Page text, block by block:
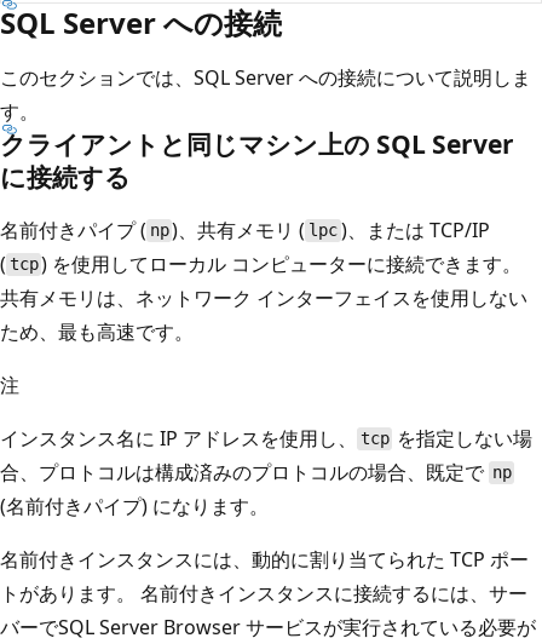
SQL Server への接続
このセクションでは、SQL Server への接続について説明しま
す。
クライアントと同じマシン上の SQL Server
に接続する
名前付きパイプ ( np)、共有メモリ ( lpc)、または TCP/IP
( tcp) を使用してローカル コンピューターに接続できます。
共有メモリは、ネットワーク インターフェイスを使用しない
ため、最も高速です。
注
インスタンス名に IP アドレスを使用し、
tcp を指定しない場
合、プロトコルは構成済みのプロトコルの場合、既定で np
(名前付きパイプ) になります。
名前付きインスタンスには、動的に割り当てられた TCP ポー
トがあります。 名前付きインスタンスに接続するには、サー
バーでSQL Server Browser サービスが実行されている必要が